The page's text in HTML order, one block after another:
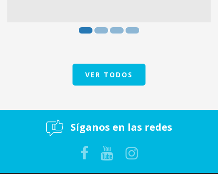
VER TODOS
Síganos en las redes